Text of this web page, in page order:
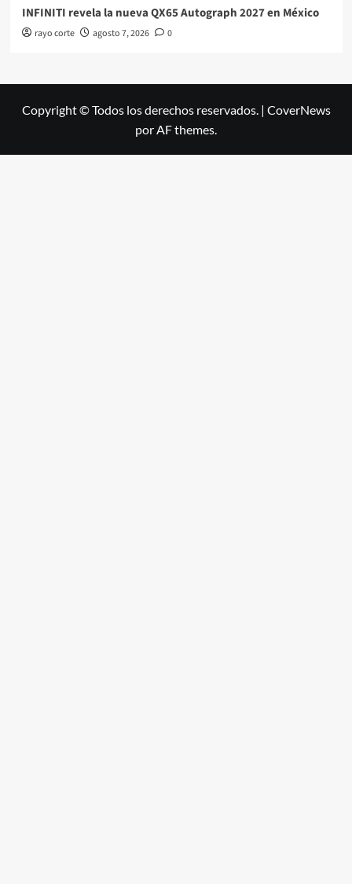
INFINITI revela la nueva QX65 Autograph 2027 en México
rayo corte agosto 7, 2026 0
Copyright © Todos los derechos reservados. | CoverNews
por AF themes.